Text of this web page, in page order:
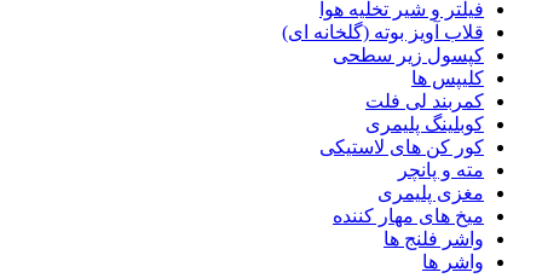
فیلتر و شیر تخلیه هوا
قلاب آویز بوته (گلخانه ای)
کپسول زیر سطحی
کلیپس ها
کمربند لی فلت
کوبلینگ پلیمری
کور کن های لاستیکی
مته و پانچر
مغزی پلیمری
میخ های مهار کننده
واشر فلنج ها
واشر ها